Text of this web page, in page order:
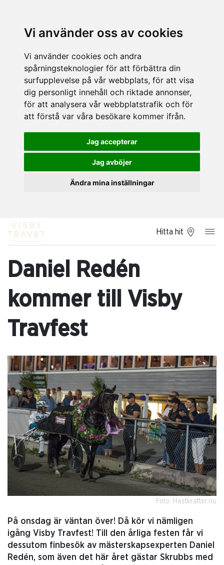
Vi använder oss av cookies
Vi använder cookies och andra
spårningsteknologier för att förbättra din
surfupplevelse på vår webbplats, för att visa
dig personligt innehåll och riktade annonser,
för att analysera vår webbplatstrafik och för
att förstå var våra besökare kommer ifrån.
Jag accepterar
Jag avböjer
Ändra mina inställningar
Hitta hit
Foto: Hastkrafter.nu
Daniel Redén
kommer till Visby
Travfest
På onsdag är väntan över! Då kör vi nämligen
igång Visby Travfest! Till den årliga festen får vi
dessutom finbesök av mästerskapsexperten Daniel
Redén, som även det här året gästar Skrubbs med